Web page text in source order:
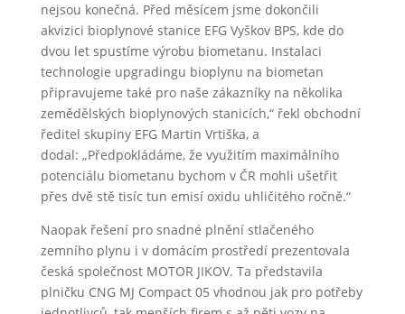
nejsou konečná. Před měsícem jsme dokončili
akvizici bioplynové stanice EFG Vyškov BPS, kde do
dvou let spustíme výrobu biometanu. Instalaci
technologie upgradingu bioplynu na biometan
připravujeme také pro naše zákazníky na několika
zemědělských bioplynových stanicích,“ řekl obchodní
ředitel skupiny EFG Martin Vrtiška, a
dodal: „Předpokládáme, že využitím maximálního
potenciálu biometanu bychom v ČR mohli ušetřit
přes dvě stě tisíc tun emisí oxidu uhličitého ročně.“
Naopak řešení pro snadné plnění stlačeného
zemního plynu i v domácím prostředí prezentovala
česká společnost MOTOR JIKOV. Ta představila
plničku CNG MJ Compact 05 vhodnou jak pro potřeby